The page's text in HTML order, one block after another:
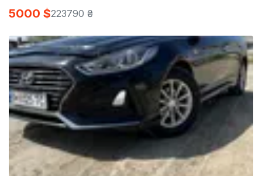
5000 $223790 ₴